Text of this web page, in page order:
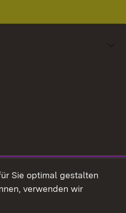
Sie optimal gestalten
verwenden wir